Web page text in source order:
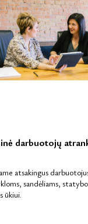
darbuotojų
atsakingus
sandėliams,
ūkiui.